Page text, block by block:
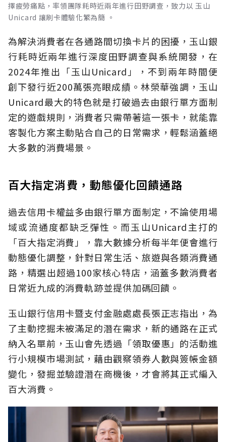
擇疲勞痛點，率領團隊耗時近兩年進行田野調查，致力以 玉山
Unicard 讓刷卡體驗化繁為簡 。
為解決消費者在各通路間切換卡片的困擾，玉山銀
行耗時近兩年進行深度田野調查與系統開發，在
2024年推出「玉山Unicard」，不到兩年時間便
創下發行近200萬張亮眼成績。林榮華強調，玉山
Unicard最大的特色就是打破過去由銀行單方面制
定的遊戲規則，消費者只需帶著這一張卡，就能靠
客製化方案主動貼合自己的日常需求，輕鬆涵蓋絕
大多數的消費場景。
百大指定消費，動態優化回饋通路
過去信用卡權益多由銀行單方面制定，不論使用場
域或流通度都缺乏彈性。而玉山Unicard主打的
「百大指定消費」，靠大數據分析每半年便會進行
動態優化調整，針對日常生活、旅遊與各類消費通
路，精選出超過100家核心特店，涵蓋多數消費者
日常近九成的消費軌跡並提供加碼回饋。
玉山銀行信用卡暨支付金融處處長張正志指出，為
了主動挖掘未被滿足的潛在需求，新的通路在正式
納入名單前，玉山會先透過「領取優惠」的活動進
行小規模市場測試，藉由觀察領券人數與簽帳金額
變化，發掘並驗證潛在商機後，才會將其正式編入
百大消費。